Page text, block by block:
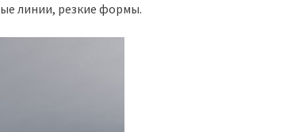
линии, резкие формы.